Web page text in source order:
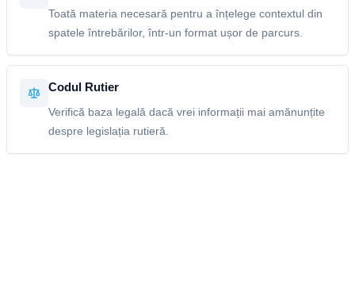
Toată materia necesară pentru a înțelege contextul din
spatele întrebărilor, într-un format ușor de parcurs.
Codul Rutier
Verifică baza legală dacă vrei informații mai amănunțite
despre legislația rutieră.